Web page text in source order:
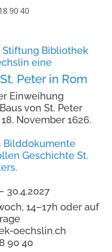
90 40
Bibliothek
eine
Peter in Rom
Einweihung
von St. Peter
November 1626.
Bilddokumente
Geschichte St.
30.4.2027
14–17h oder auf
oechslin.ch
90 40